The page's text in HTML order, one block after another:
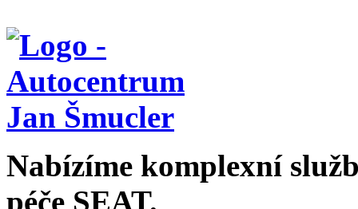
Nabízíme komplexní
péče SEAT.